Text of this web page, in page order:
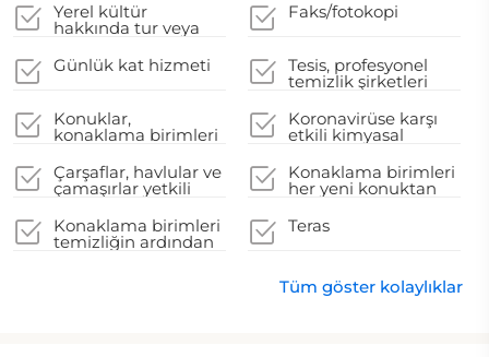
Yerel kültür
hakkında tur veya
Faks/fotokopi
Günlük kat hizmeti Tesis, profesyonel
temizlik şirketleri
Konuklar,
konaklama birimleri
herhangi bir temizlik
hizmetini iptal etme
seçeneğine sahiptir
Koronavirüse karşı
etkili kimyasal
kullanılır
Çarşaflar, havlular ve
çamaşırlar yetkili
talimatlarına uygun
şekilde yıkanır
Konaklama birimleri
her yeni konuktan
edilir
Konaklama birimleri
temizliğin ardından
Teras
Tüm göster kolaylıklar